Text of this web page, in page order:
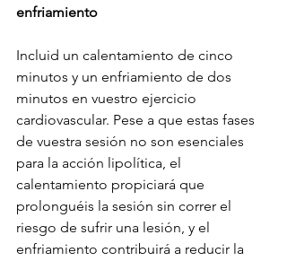
enfriamiento
Incluid un calentamiento de cinco
minutos y un enfriamiento de dos
minutos en vuestro ejercicio
cardiovascular. Pese a que estas fases
de vuestra sesión no son esenciales
para la acción lipolítica, el
calentamiento propiciará que
prolonguéis la sesión sin correr el
riesgo de sufrir una lesión, y el
enfriamiento contribuirá a reducir la